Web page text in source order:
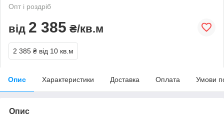
Опт і роздріб
від 2 385 ₴/кв.м
2 385 ₴ від 10 кв.м
Опис Характеристики Доставка Оплата Умови
Опис